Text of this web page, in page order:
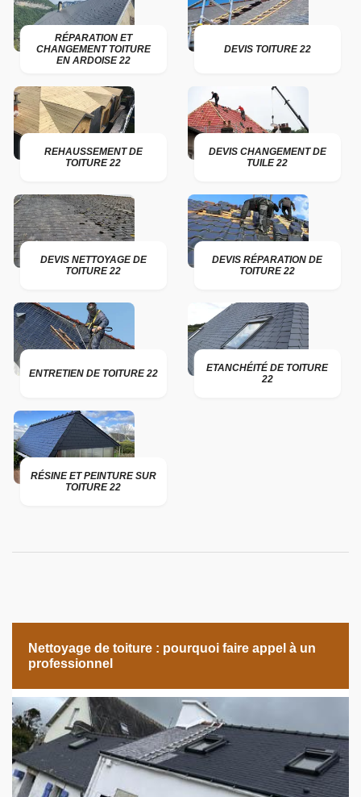
RÉPARATION ET
CHANGEMENT TOITURE
EN ARDOISE 22
DEVIS TOITURE 22
REHAUSSEMENT DE
TOITURE 22
DEVIS CHANGEMENT DE
TUILE 22
DEVIS NETTOYAGE DE
TOITURE 22
DEVIS RÉPARATION DE
TOITURE 22
ENTRETIEN DE TOITURE 22
ETANCHÉITÉ DE TOITURE
22
RÉSINE ET PEINTURE SUR
TOITURE 22
Nettoyage de toiture : pourquoi faire appel à un
professionnel